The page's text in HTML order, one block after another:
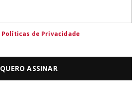
QUERO ASSINAR
Políticas de Privacidade